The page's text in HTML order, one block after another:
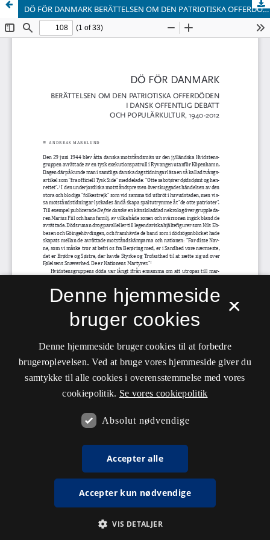
DÖ FÖR DANMARK BERÄTTELSEN OM DEN PATRIOTISKA OFFERDÖDEN I DANSK OFFENTLIG DEBATT OCH POPULÄRKULTUR, 1940-2012
×
Denne hjemmeside
bruger cookies
Denne hjemmeside bruger cookies til at forbedre
brugeroplevelsen. Ved at bruge vores hjemmeside giver du
samtykke til alle cookies i overensstemmelse med vores
cookiepolitik. Se vores cookiepolitik
Absolut nødvendige
Accepter alle
Accepter kun nødvendige
VIS DETALJER